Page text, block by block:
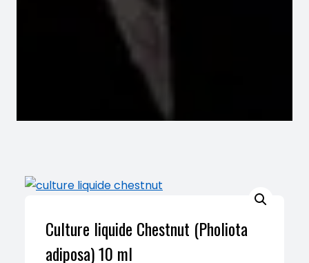
Culture liquide Chestnut (Pholiota
adiposa) 10 ml